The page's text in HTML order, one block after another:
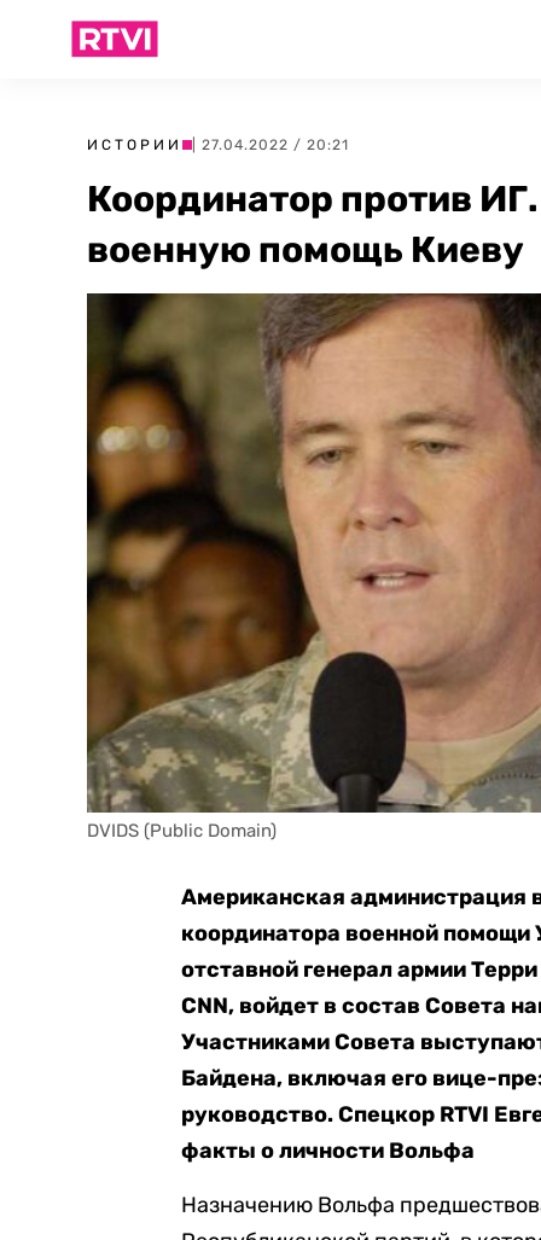
ИСТОРИИ | 27.04.2022 / 20:21
Координатор против
военную помощь Киеву
DVIDS (Public Domain)
Американская администрация
координатора военной помощи
отставной генерал армии
CNN, войдет в состав Совета
Участниками Совета
Байдена, включая его вице-
руководство. Спецкор RTVI
факты о личности Вольфа
Назначению Вольфа